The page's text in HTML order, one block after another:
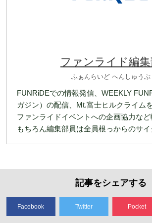
ファンライド編
ふぁんらいど へんしゅうぶ
FUNRiDEでの情報発信、WEEKLY
ガジン）の配信、Mt.富士ヒルクライム
ファンライドイベントへの企画協力など
もちろん編集部員は全員根っからのサイ
記事をシェアする
Facebook Twitter Pocket